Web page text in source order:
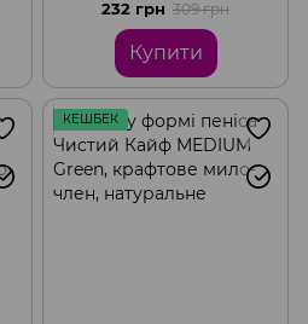
натуральне
232 грн 309 грн
Купити
КЕШБЕК